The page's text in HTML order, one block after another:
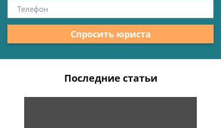
Спросить юриста
Последние статьи